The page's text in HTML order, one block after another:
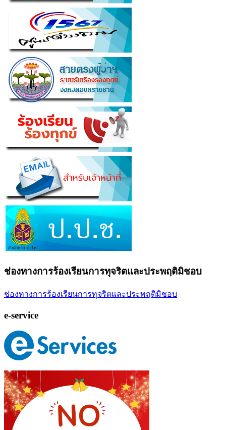
ช่องทางการร้องเรียนการทุจริตและประพฤติมิชอบ
ช่องทางการร้องเรียนการทุจริตและประพฤติมิชอบ
e-service